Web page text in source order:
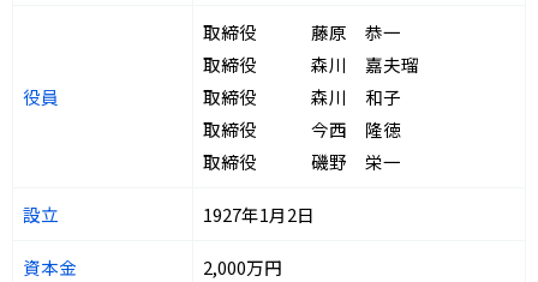
役員
取締役 藤原 恭一
取締役 森川 嘉夫瑠
取締役 森川 和子
取締役 今西 隆徳
取締役 磯野 栄一
設立 1927年1月2日
資本金 2,000万円